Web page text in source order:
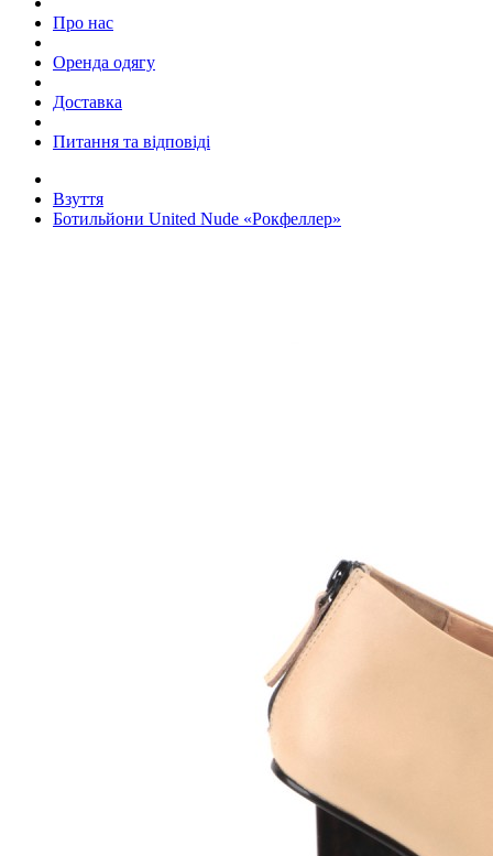
Про нас
Оренда одягу
Доставка
Питання та відповіді
Взуття
Ботильйони United Nude «Рокфеллер»